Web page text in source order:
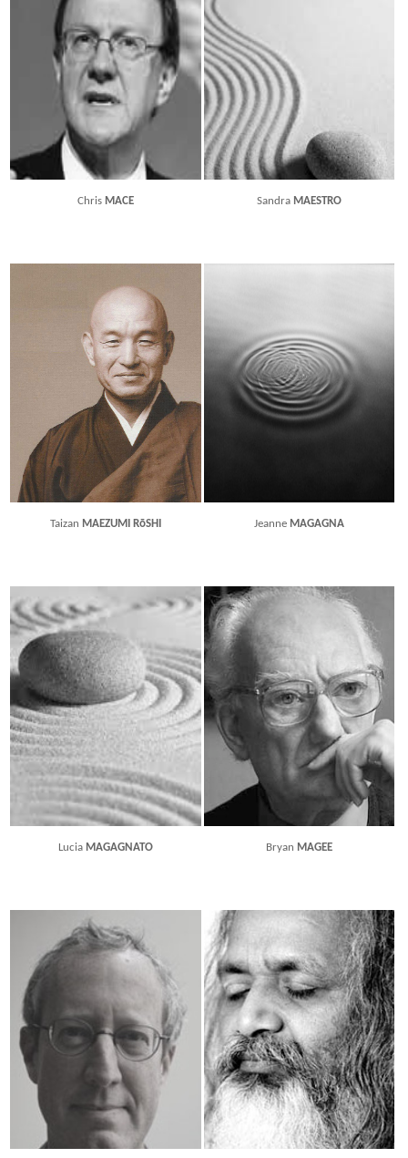
Chris MACE Sandra MAESTRO
Taizan MAEZUMI RōSHI Jeanne MAGAGNA
Lucia MAGAGNATO Bryan MAGEE